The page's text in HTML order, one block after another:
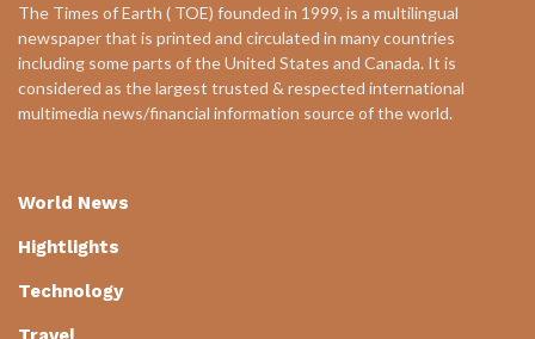
The Times of Earth ( TOE) founded in 1999, is a multilingual
newspaper that is printed and circulated in many countries
including some parts of the United States and Canada. It is
considered as the largest trusted & respected international
multimedia news/financial information source of the world.
World News
Hightlights
Technology